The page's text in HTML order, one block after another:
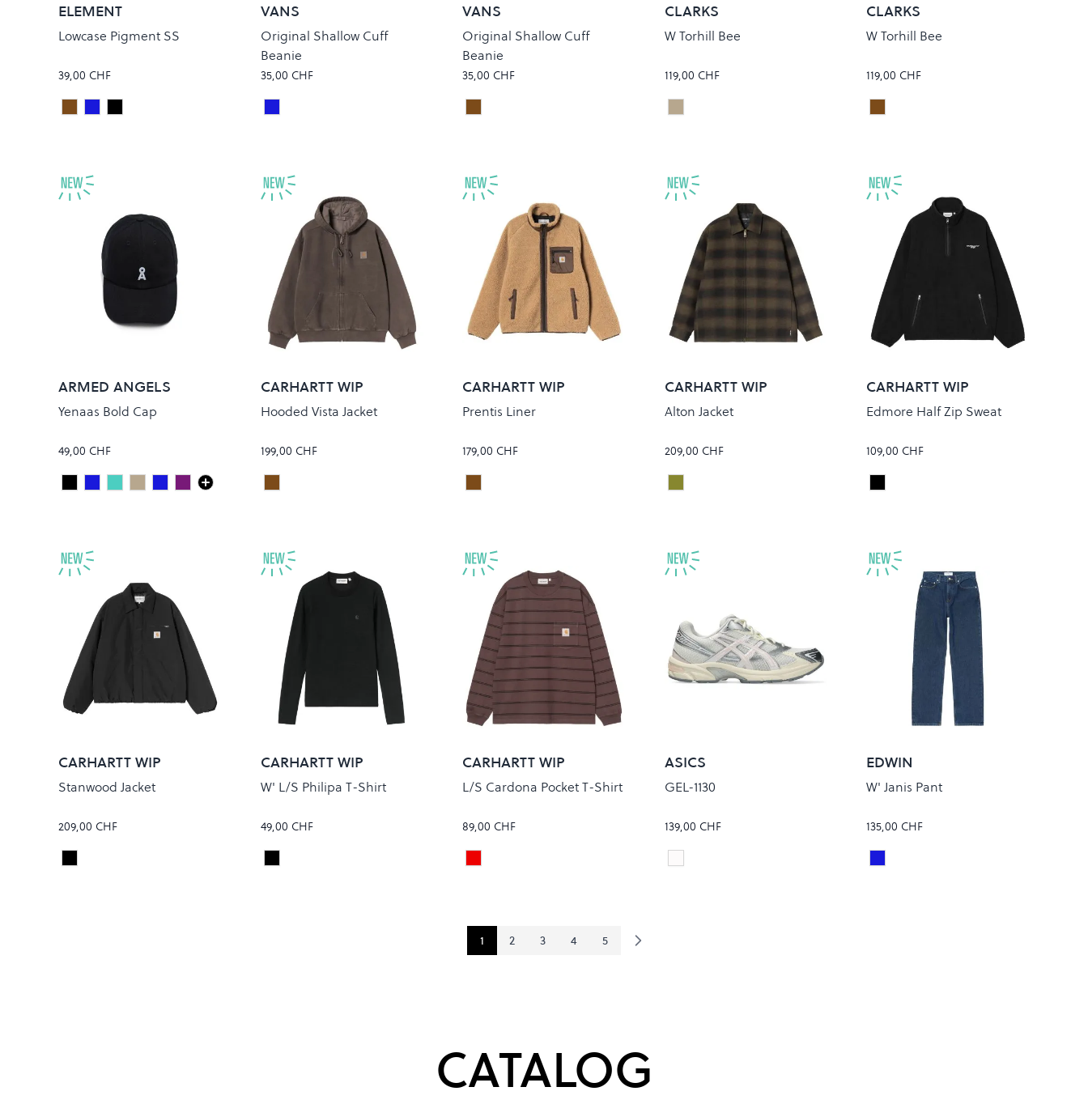
ELEMENT
Lowcase Pigment SS
39,00 CHF
Colour
JavaDark Slate
Off Black
VANS
Original Shallow Cuff
Beanie
35,00 CHF
Colour
Dress Blues
VANS
Original Shallow Cuff
Beanie
35,00 CHF
Colour
Glazed Ginger
CLARKS
W Torhill Bee
119,00 CHF
Colour
WARM SAND SUEDE
CLARKS
W Torhill Bee
119,00 CHF
Colour
DARK BROWN LEATHER
ARMED ANGELS
Yenaas Bold Cap
49,00 CHF
Colour
BlackNight Sky
FoamOATMILK/BLACK
BLUE GLOW
PUNGENT PURPLE
CARHARTT WIP
Hooded Vista Jacket
199,00 CHF
Colour
Tobacco
CARHARTT WIP
Prentis Liner
179,00 CHF
Colour
WIP DUSTY H/TOBACCO
CARHARTT WIP
Alton Jacket
209,00 CHF
Colour
ALTON CHECK/CYPRESS
CARHARTT WIP
Edmore Half Zip Sweat
109,00 CHF
Colour
Black/White
CARHARTT WIP
Stanwood Jacket
209,00 CHF
Colour
Black
CARHARTT WIP
W' L/S Philipa T-Shirt
49,00 CHF
Colour
Black
CARHARTT WIP
L/S Cardona Pocket T-Shirt
89,00 CHF
Colour
STRIPE/ NATURAL/PALISANDER
ASICS
GEL-1130
139,00 CHF
Colour
CREAM/PINK CLOUD
EDWIN
W' Janis Pant
135,00 CHF
Colour
BLUE/DARK MARBLE WASH
You're currently reading page
1 Page
2 Page
3 Page
4 Page
5
CATALOG